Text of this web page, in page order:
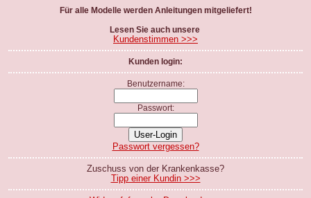
Für alle Modelle werden Anleitungen mitgeliefert!
Lesen Sie auch unsere
Kundenstimmen >>>
Kunden login:
Benutzername:
Passwort:
Passwort vergessen?
Zuschuss von der Krankenkasse?
Tipp einer Kundin >>>